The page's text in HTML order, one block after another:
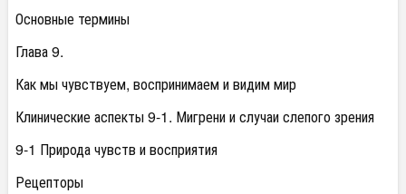
Основные термины
Глава 9.
Как мы чувствуем, воспринимаем и видим мир
Клинические аспекты 9-1. Мигрени и случаи слепого зрения
9-1 Природа чувств и восприятия
Рецепторы